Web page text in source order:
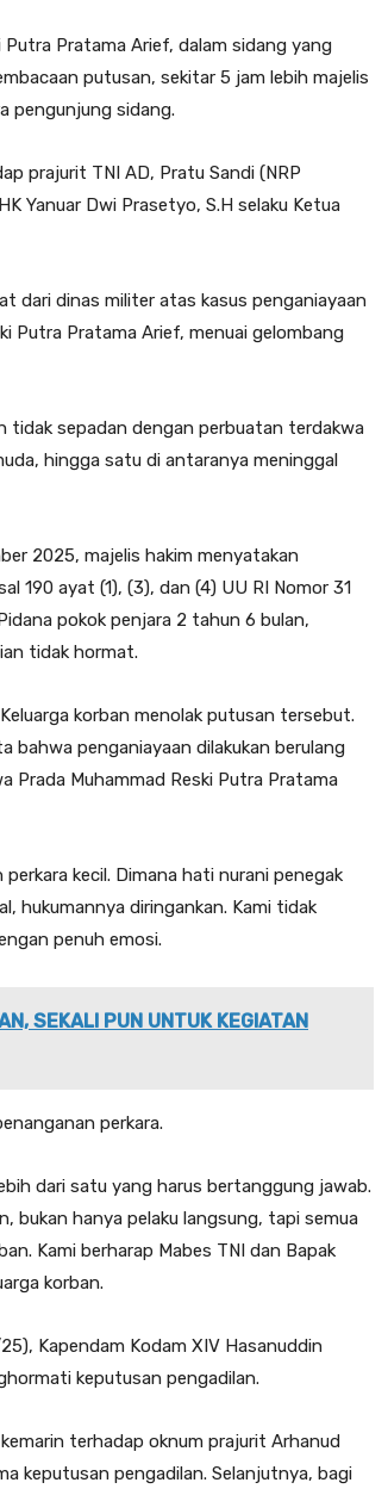
Pratama Arief, dalam sidang yang
putusan, sekitar 5 jam lebih majelis
pengunjung sidang.
prajurit TNI AD, Pratu Sandi (NRP
Yanuar Dwi Prasetyo, S.H selaku Ketua
dari dinas militer atas kasus penganiayaan
Putra Pratama Arief, menuai gelombang
tidak sepadan dengan perbuatan terdakwa
hingga satu di antaranya meninggal
2025, majelis hakim menyatakan
190 ayat (1), (3), dan (4) UU RI Nomor 31
pokok penjara 2 tahun 6 bulan,
tidak hormat.
korban menolak putusan tersebut.
bahwa penganiayaan dilakukan berulang
Prada Muhammad Reski Putra Pratama
kecil. Dimana hati nurani penegak
hukumannya diringankan. Kami tidak
penuh emosi.
SEKALI PUN UNTUK KEGIATAN
perkara.
dari satu yang harus bertanggung jawab.
bukan hanya pelaku langsung, tapi semua
Kami berharap Mabes TNI dan Bapak
korban.
Kapendam Kodam XIV Hasanuddin
keputusan pengadilan.
terhadap oknum prajurit Arhanud
keputusan pengadilan. Selanjutnya, bagi